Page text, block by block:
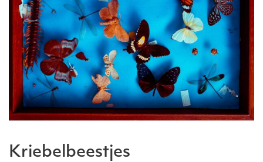
Kriebelbeestjes